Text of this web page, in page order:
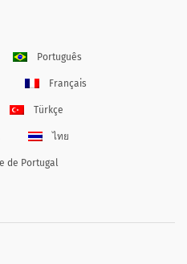
Português
Français
Türkçe
ไทย
de Portugal